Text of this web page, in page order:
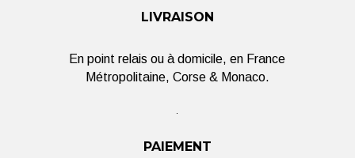
LIVRAISON
En point relais ou à domicile, en France
Métropolitaine, Corse & Monaco.
PAIEMENT